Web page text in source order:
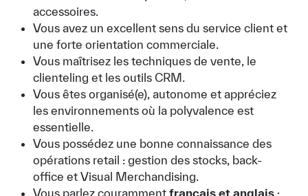
accessoires.
Vous avez un excellent sens du service client et
une forte orientation commerciale.
Vous maîtrisez les techniques de vente, le
clienteling et les outils CRM.
Vous êtes organisé(e), autonome et appréciez
les environnements où la polyvalence est
essentielle.
Vous possédez une bonne connaissance des
opérations retail : gestion des stocks, back-
office et Visual Merchandising.
Vous parlez couramment français et anglais ;